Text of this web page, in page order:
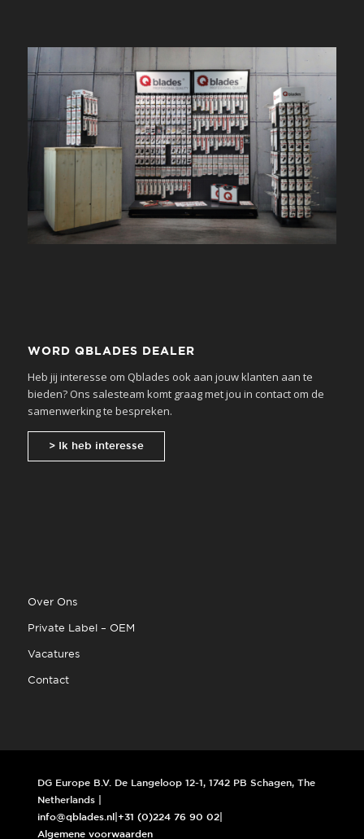
WORD QBLADES DEALER
Heb jij interesse om Qblades ook aan jouw klanten aan te
bieden? Ons salesteam komt graag met jou in contact om de
samenwerking te bespreken.
> Ik heb interesse
Over Ons
Private Label – OEM
Vacatures
Contact
DG Europe B.V. De Langeloop 12-1, 1742 PB Schagen, The
Netherlands |
info@qblades.nl
|+31 (0)224 76 90 02
Algemene voorwaarden